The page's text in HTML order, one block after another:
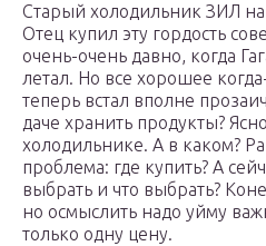
Старый холодильник ЗИЛ
Отец купил эту гордость
очень-очень давно, когда
летал. Но все хорошее
теперь встал вполне
даче хранить продукты?
холодильнике. А в каком?
проблема: где купить? А
выбрать и что выбрать?
но осмыслить надо уйму
только одну цену.